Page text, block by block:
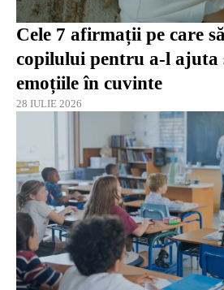
Cele 7 afirmații pe care
copilului pentru a-l ajuta
emoțiile în cuvinte
28 IULIE 2026